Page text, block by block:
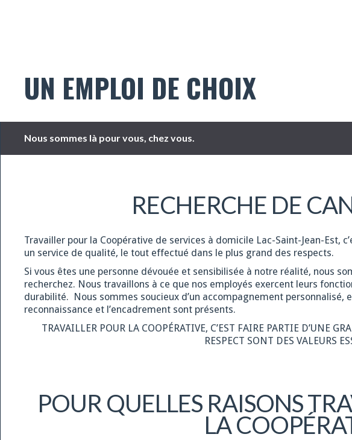
UN EMPLOI DE CHOIX
Nous sommes là pour vous, chez vous.
RECHERCHE DE
Travailler pour la Coopérative de services à domicile Lac-Saint-Jean-Est,
un service de qualité, le tout effectué dans le plus grand des respects.
Si vous êtes une personne dévouée et sensibilisée à notre réalité, nous
recherchez. Nous travaillons à ce que nos employés exercent leurs
durabilité. Nous sommes soucieux d’un accompagnement personnalisé,
reconnaissance et l’encadrement sont présents.
TRAVAILLER POUR LA COOPÉRATIVE, C’EST FAIRE PARTIE D’UNE
RESPECT SONT DES VALEURS
POUR QUELLES RAISONS
LA